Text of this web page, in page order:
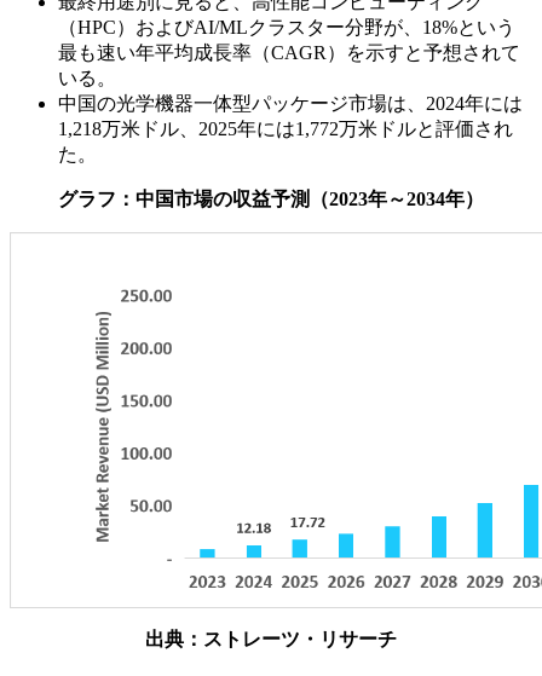
（HPC）およびAI/MLクラスター分野が、18%という
最も速い年平均成長率（CAGR）を示すと予想されて
いる。
中国の光学機器一体型パッケージ市場は、2024年には
1,218万米ドル、2025年には1,772万米ドルと評価され
た。
グラフ：中国市場の収益予測（2023年～2034年）
出典：ストレーツ・リサーチ